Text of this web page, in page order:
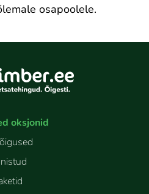
osapoolele.
oksjonid